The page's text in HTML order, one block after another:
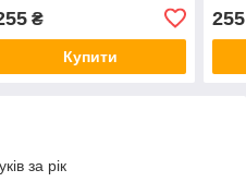
₴
Купити
255
за рік